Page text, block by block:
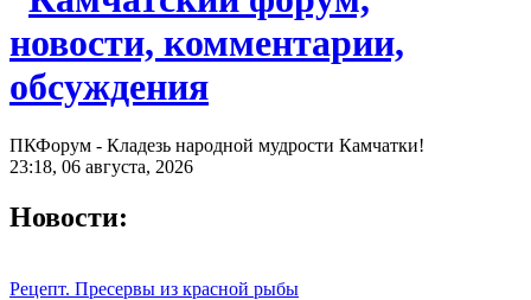
ПКФорум - Кладезь народной мудрости Камчатки!
23:18, 06 августа, 2026
Новости:
Рецепт. Пресервы из красной рыбы